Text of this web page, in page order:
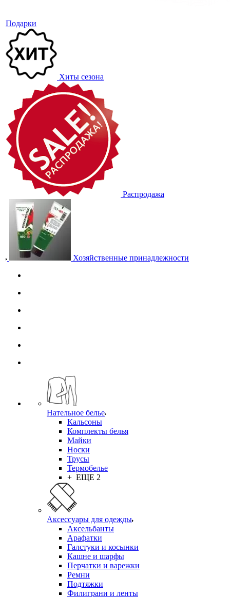
Подарки
Хиты сезона
Распродажа
Хозяйственные принадлежности
Нательное белье
Кальсоны
Комплекты белья
Майки
Носки
Трусы
Термобелье
+ ЕЩЕ 2
Аксессуары для одежды
Аксельбанты
Арафатки
Галстуки и косынки
Кашне и шарфы
Перчатки и варежки
Ремни
Подтяжки
Филиграни и ленты